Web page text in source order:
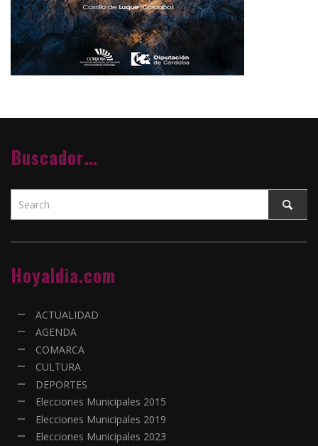
Buscador…
Hoyaldia.com
ACTUALIDAD
AGENDA
COMARCA
CULTURA
DEPORTES
Elecciones Municipales 2015
Elecciones Municipales 2019
Elecciones Municipales 2023